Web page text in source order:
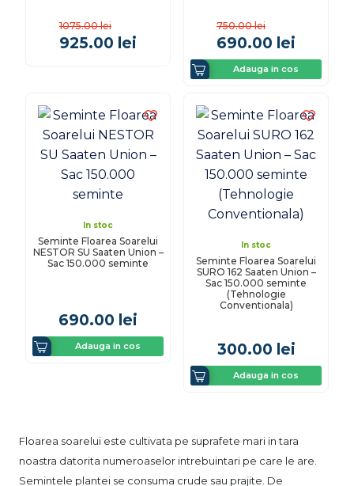
1075.00 lei
925.00 lei
750.00 lei
690.00 lei
Adauga in cos
In stoc
Seminte Floarea Soarelui
NESTOR SU Saaten Union –
Sac 150.000 seminte
690.00 lei
Adauga in cos
In stoc
Seminte Floarea Soarelui
SURO 162 Saaten Union –
Sac 150.000 seminte
(Tehnologie
Conventionala)
300.00 lei
Adauga in cos
Floarea soarelui este cultivata pe suprafete mari in tara
noastra datorita numeroaselor intrebuintari pe care le are.
Semintele plantei se consuma crude sau prajite. De